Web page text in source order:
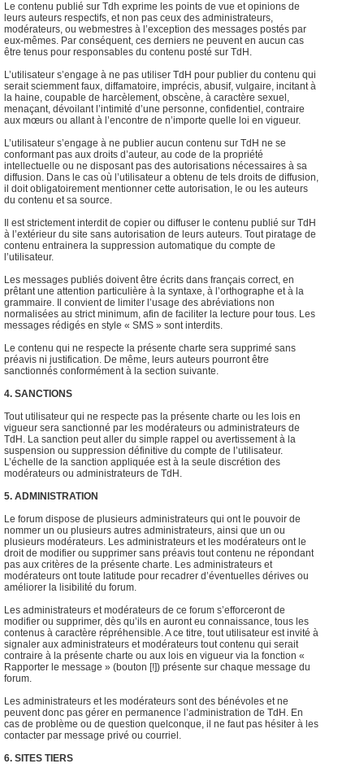
Le contenu publié sur Tdh exprime les points de vue et opinions de
leurs auteurs respectifs, et non pas ceux des administrateurs,
modérateurs, ou webmestres à l’exception des messages postés par
eux-mêmes. Par conséquent, ces derniers ne peuvent en aucun cas
être tenus pour responsables du contenu posté sur TdH.
L’utilisateur s’engage à ne pas utiliser TdH pour publier du contenu qui
serait sciemment faux, diffamatoire, imprécis, abusif, vulgaire, incitant à
la haine, coupable de harcèlement, obscène, à caractère sexuel,
menaçant, dévoilant l’intimité d’une personne, confidentiel, contraire
aux mœurs ou allant à l’encontre de n’importe quelle loi en vigueur.
L’utilisateur s’engage à ne publier aucun contenu sur TdH ne se
conformant pas aux droits d’auteur, au code de la propriété
intellectuelle ou ne disposant pas des autorisations nécessaires à sa
diffusion. Dans le cas où l’utilisateur a obtenu de tels droits de diffusion,
il doit obligatoirement mentionner cette autorisation, le ou les auteurs
du contenu et sa source.
Il est strictement interdit de copier ou diffuser le contenu publié sur TdH
à l’extérieur du site sans autorisation de leurs auteurs. Tout piratage de
contenu entrainera la suppression automatique du compte de
l’utilisateur.
Les messages publiés doivent être écrits dans français correct, en
prêtant une attention particulière à la syntaxe, à l’orthographe et à la
grammaire. Il convient de limiter l’usage des abréviations non
normalisées au strict minimum, afin de faciliter la lecture pour tous. Les
messages rédigés en style « SMS » sont interdits.
Le contenu qui ne respecte la présente charte sera supprimé sans
préavis ni justification. De même, leurs auteurs pourront être
sanctionnés conformément à la section suivante.
4. SANCTIONS
Tout utilisateur qui ne respecte pas la présente charte ou les lois en
vigueur sera sanctionné par les modérateurs ou administrateurs de
TdH. La sanction peut aller du simple rappel ou avertissement à la
suspension ou suppression définitive du compte de l’utilisateur.
L’échelle de la sanction appliquée est à la seule discrétion des
modérateurs ou administrateurs de TdH.
5. ADMINISTRATION
Le forum dispose de plusieurs administrateurs qui ont le pouvoir de
nommer un ou plusieurs autres administrateurs, ainsi que un ou
plusieurs modérateurs. Les administrateurs et les modérateurs ont le
droit de modifier ou supprimer sans préavis tout contenu ne répondant
pas aux critères de la présente charte. Les administrateurs et
modérateurs ont toute latitude pour recadrer d’éventuelles dérives ou
améliorer la lisibilité du forum.
Les administrateurs et modérateurs de ce forum s’efforceront de
modifier ou supprimer, dès qu’ils en auront eu connaissance, tous les
contenus à caractère répréhensible. A ce titre, tout utilisateur est invité à
signaler aux administrateurs et modérateurs tout contenu qui serait
contraire à la présente charte ou aux lois en vigueur via la fonction «
Rapporter le message » (bouton [!]) présente sur chaque message du
forum.
Les administrateurs et les modérateurs sont des bénévoles et ne
peuvent donc pas gérer en permanence l’administration de TdH. En
cas de problème ou de question quelconque, il ne faut pas hésiter à les
contacter par message privé ou courriel.
6. SITES TIERS